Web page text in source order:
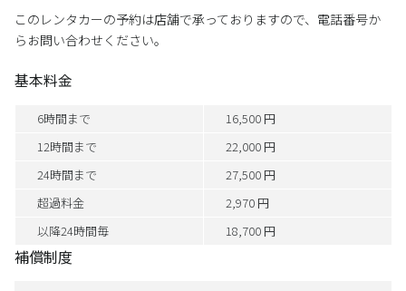
このレンタカーの予約は店舗で承っておりますので、電話番号か
らお問い合わせください。
基本料金
6時間まで
16,500 円
12時間まで
22,000 円
24時間まで
27,500 円
超過料金
2,970 円
以降24時間毎
18,700 円
補償制度